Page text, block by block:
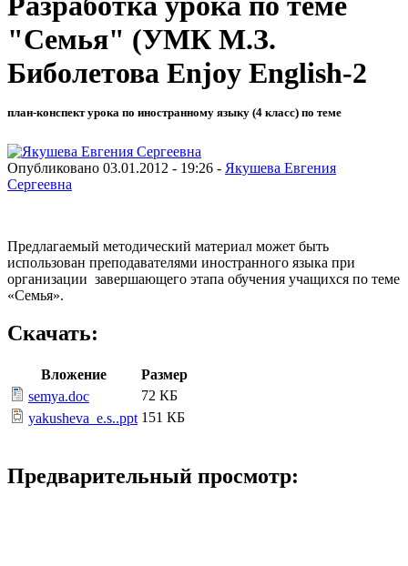
"Семья" (УМК М.З.
Биболетова Enjoy English-2
план-конспект урока по иностранному языку (4 класс) по теме
Опубликовано 03.01.2012 - 19:26 - Якушева Евгения
Сергеевна
Предлагаемый методический материал может быть
использован преподавателями иностранного языка при
организации завершающего этапа обучения учащихся по теме
«Семья».
Скачать:
Вложение
Размер
semya.doc
72 КБ
yakusheva_e.s..ppt 151 КБ
Предварительный просмотр: